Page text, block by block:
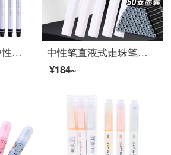
得力(deli)全针管中性笔 0.5mm大容量 一次性水笔签字笔 黑色12支/盒
中性笔直液式走珠笔签字笔学生用少女心水性笔可替换笔墨囊高档个性创意时尚小清新商务会议笔刻字 5支装(1白+糖果彩4色各1支)
¥184~